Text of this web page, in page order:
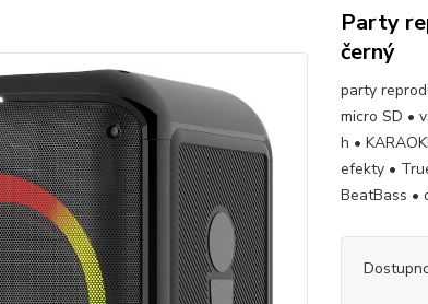
Party
černý
party
micro SD •
h •
efekty •
BeatBass •